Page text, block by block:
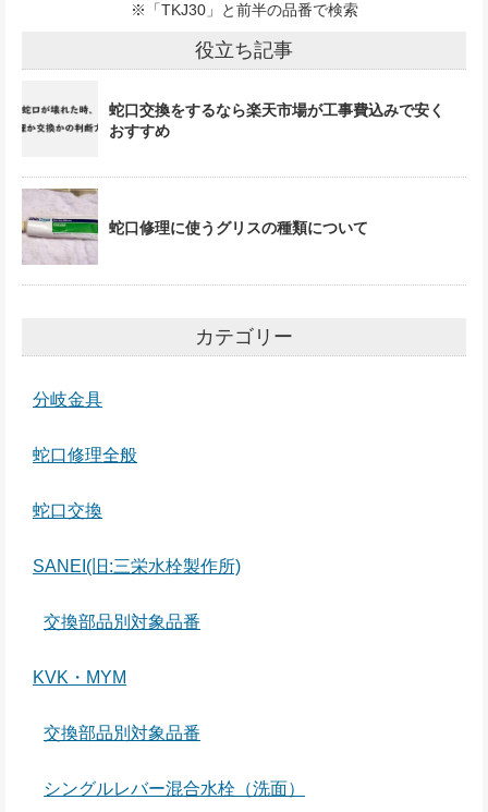
※「TKJ30」と前半の品番で検索
役立ち記事
蛇口交換をするなら楽天市場が工事費込みで安く
おすすめ
蛇口修理に使うグリスの種類について
カテゴリー
分岐金具
蛇口修理全般
蛇口交換
SANEI(旧:三栄水栓製作所)
交換部品別対象品番
KVK・MYM
交換部品別対象品番
シングルレバー混合水栓（洗面）